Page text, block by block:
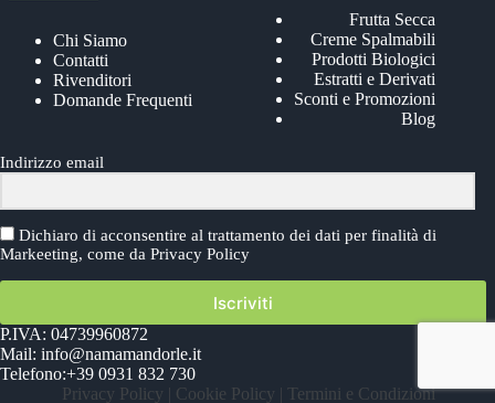
Chi Siamo
Contatti
Rivenditori
Domande Frequenti
Frutta Secca
Creme Spalmabili
Prodotti Biologici
Estratti e Derivati
Sconti e Promozioni
Blog
Indirizzo email
Dichiaro di acconsentire al trattamento dei dati per finalità di
Markeeting, come da Privacy Policy
Iscriviti
P.IVA: 04739960872
Mail: info@namamandorle.it
Telefono:+39 0931 832 730
Privacy Policy | Cookie Policy | Termini e Condizioni